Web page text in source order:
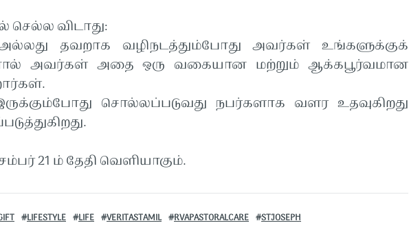
செல்ல விடாது:
தவறாக வழிநடத்தும்போது அவர்கள் உங்களுக்குக்
அவர்கள் அதை ஒரு வகையான மற்றும் ஆக்கபூர்வமான
சொல்லப்படுவது நபர்களாக வளர உதவுகிறது
21 ம் தேதி வெளியாகும்.
LIFESTYLE LIFE VERITASTAMIL RVAPASTORALCARE STJOSEPH